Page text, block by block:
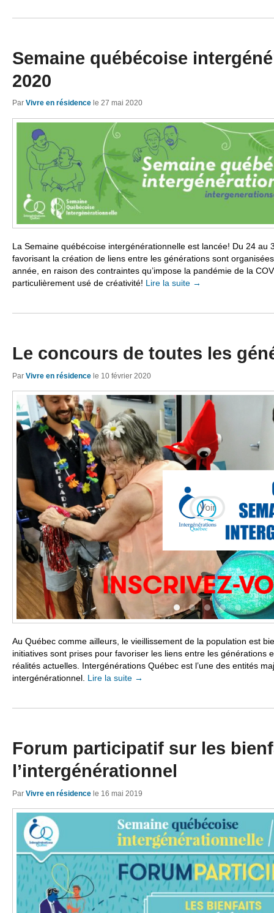
Semaine québécoise
2020
Par Vivre en résidence le 27 mai 2020
La Semaine québécoise intergénérationnelle est lancée! Du 24 au
favorisant la création de liens entre les générations sont
année, en raison des contraintes qu’impose la pandémie de la
particulièrement usé de créativité! Lire la suite →
Le concours de toutes les
Par Vivre en résidence le 10 février 2020
Au Québec comme ailleurs, le vieillissement de la population est
initiatives sont prises pour favoriser les liens entre les générations
réalités actuelles. Intergénérations Québec est l’une des entités
intergénérationnel. Lire la suite →
Forum participatif sur les
l’intergénérationnel
Par Vivre en résidence le 16 mai 2019